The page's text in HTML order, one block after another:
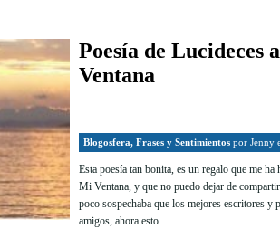
Poesía de Lucideces
Ventana
Blogosfera, Frases y Sentimientos por Jenny
Esta poesía tan bonita, es un regalo que me
Mi Ventana, y que no puedo dejar de
poco sospechaba que los mejores escritores y
amigos, ahora esto...